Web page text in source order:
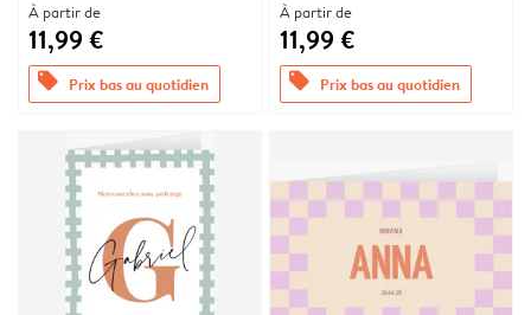
À partir de
11,99 €
offers Prix bas au quotidien
À partir de
11,99 €
offers Prix bas au quotidien